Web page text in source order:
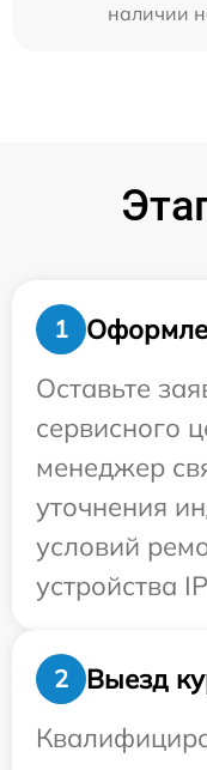
наличии
1
Оставьте
сервисного
менеджер
уточнения
условий
устройства
2
Выезд